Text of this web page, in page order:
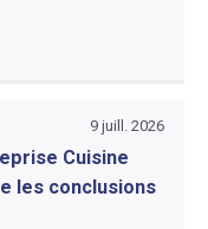
9 juill. 2026
Cuisine
les conclusions